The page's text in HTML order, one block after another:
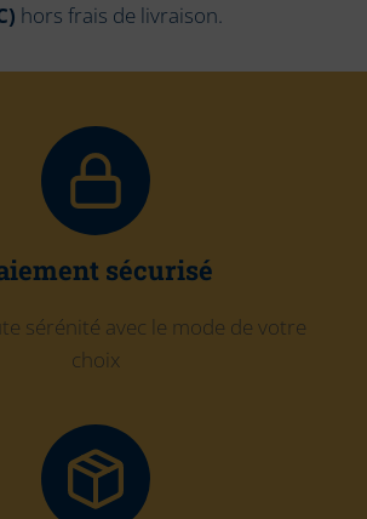
hors frais de livraison.
sécurisé
sérénité avec le mode de votre
choix